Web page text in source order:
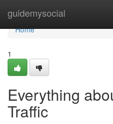
guidemysocial
Home
Home
1
Everything
Traffic